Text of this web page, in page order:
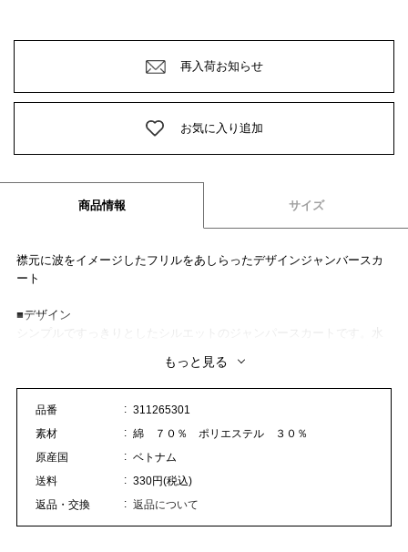
再入荷お知らせ
お気に入り追加
商品情報 サイズ
襟元に波をイメージしたフリルをあしらったデザインジャンバースカ
ート
■デザイン
で着用可能なサイズ感ですが、サイドのファスナーで更に着脱しやす
くなっております。
綿ポリエステルのタイプライター素材です。しわになりづらく、適度
なハリ感やストレッチ性も兼ね備えた素材です。
■コーディネート
もっと見る
品番
311265301
素材
綿 ７０％ ポリエステル ３０％
原産国
ベトナム
送料
330円(税込)
返品・交換
返品について